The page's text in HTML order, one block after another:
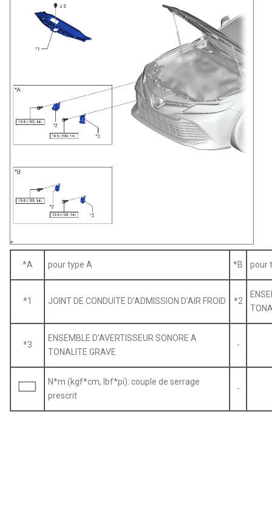
*A pour type A *B pour
*1 JOINT DE CONDUITE D'ADMISSION D'AIR FROID *2
*3
ENSEMBLE D'AVERTISSEUR SONORE A
TONALITE GRAVE
-
N*m (kgf*cm, lbf*pi): couple de serrage
prescrit
-